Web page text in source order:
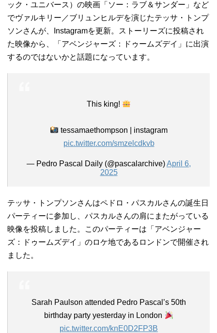
ック・ユニバース）の映画「ソー：ラブ＆サンダー」など
でヴァルキリー／ブリュンヒルデを演じたテッサ・トンプ
ソンさんが、Instagramを更新。ストーリーズに投稿され
た映像から、「アベンジャーズ：ドゥームズデイ」に出演
するのではないかと話題になっています。
This king!
tessamaethompson | instagram
pic.twitter.com/smzelcdkvb
— Pedro Pascal Daily (@pascalarchive)April 6,
2025
テッサ・トンプソンさんはペドロ・パスカルさんの誕生日
パーティーに参加し、パスカルさんの肩にまたがっている
映像を投稿しました。このパーティーは「アベンジャー
ズ：ドゥームズデイ」のロケ地であるロンドンで開催され
ました。
Sarah Paulson attended Pedro Pascal’s 50th
birthday party yesterday in London
pic.twitter.com/knE0D2FP3B